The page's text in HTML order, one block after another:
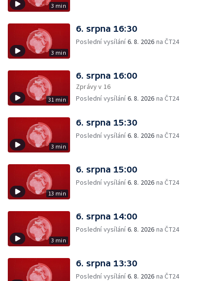
3 min
3 min
6. srpna 16:30
Poslední vysílání6. 8. 2026 na ČT24
31 min
6. srpna 16:00
Zprávy v 16
Poslední vysílání6. 8. 2026 na ČT24
3 min
6. srpna 15:30
Poslední vysílání6. 8. 2026 na ČT24
13 min
6. srpna 15:00
Poslední vysílání6. 8. 2026 na ČT24
3 min
6. srpna 14:00
Poslední vysílání6. 8. 2026 na ČT24
6. srpna 13:30
Poslední vysílání6. 8. 2026 na ČT24